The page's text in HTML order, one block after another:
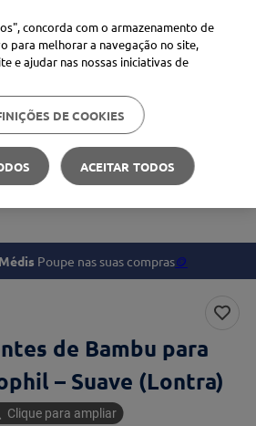
Médis
Oral
Bambu para Criança Hydrophil –
Poupe nas suas compras🪙
de Bambu para
– Suave (Lontra)
Clique para ampliar
concorda com o armazenamento de
para melhorar a navegação no site,
e ajudar nas nossas iniciativas de
DE COOKIES
ACEITAR TODOS